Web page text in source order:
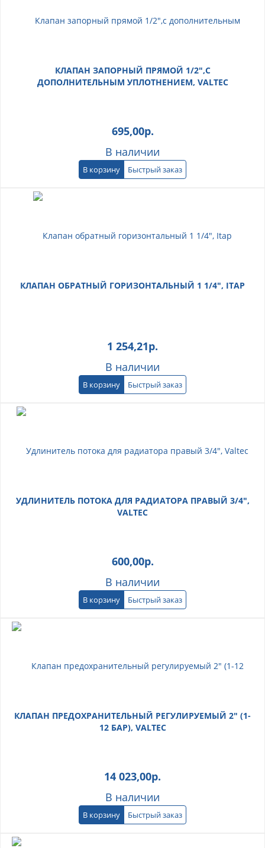
КЛАПАН ЗАПОРНЫЙ ПРЯМОЙ 1/2",С
ДОПОЛНИТЕЛЬНЫМ УПЛОТНЕНИЕМ, VALTEC
695,00р.
В наличии
В корзину Быстрый заказ
КЛАПАН ОБРАТНЫЙ ГОРИЗОНТАЛЬНЫЙ 1 1/4", ITAP
1 254,21р.
В наличии
В корзину Быстрый заказ
УДЛИНИТЕЛЬ ПОТОКА ДЛЯ РАДИАТОРА ПРАВЫЙ 3/4",
VALTEC
600,00р.
В наличии
В корзину Быстрый заказ
КЛАПАН ПРЕДОХРАНИТЕЛЬНЫЙ РЕГУЛИРУЕМЫЙ 2" (1-
12 БАР), VALTEC
14 023,00р.
В наличии
В корзину Быстрый заказ